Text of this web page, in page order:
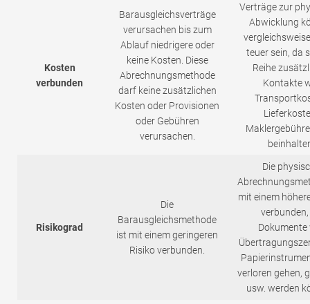
Kosten
verbunden
Barausgleichsverträge
verursachen bis zum
Ablauf niedrigere oder
keine Kosten. Diese
Abrechnungsmethode
darf keine zusätzlichen
Kosten oder Provisionen
oder Gebühren
verursachen.
Verträge zur
Abwicklung
teuer sein, da
Reihe
Kontakte
Risikograd
Die
Barausgleichsmethode
ist mit einem geringeren
Risiko verbunden.
Die
mit einem
Dokumente
verloren gehen,
usw. werden